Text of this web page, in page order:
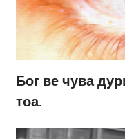
Бог ве чува
тоа.